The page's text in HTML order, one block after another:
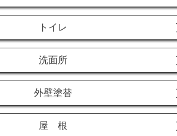
トイレ
洗面所
外壁塗替
屋 根